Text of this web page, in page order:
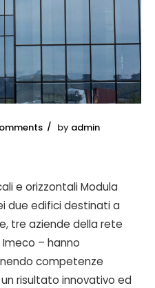
by admin
e orizzontali Modula
due edifici destinati a
tre aziende della rete
Imeco – hanno
competenze
risultato innovativo ed